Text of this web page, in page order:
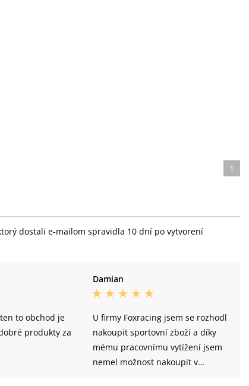
1
dostali e-mailom spravidla 10 dní po vytvorení
to obchod je
produkty za
Damian
U firmy Foxracing jsem se rozhodl
nakoupit sportovní zboží a díky
mému pracovnímu vytížení jsem
nemel možnost nakoupit v